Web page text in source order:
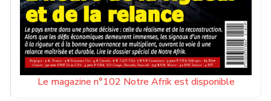
Le magazine n°102 Notre Afrik est disponible